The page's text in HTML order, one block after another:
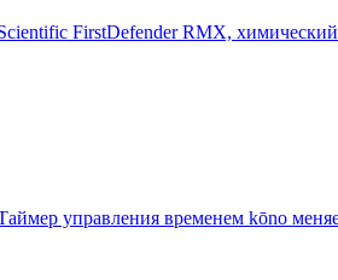
FirstDefender RMX,
управления временем kōno